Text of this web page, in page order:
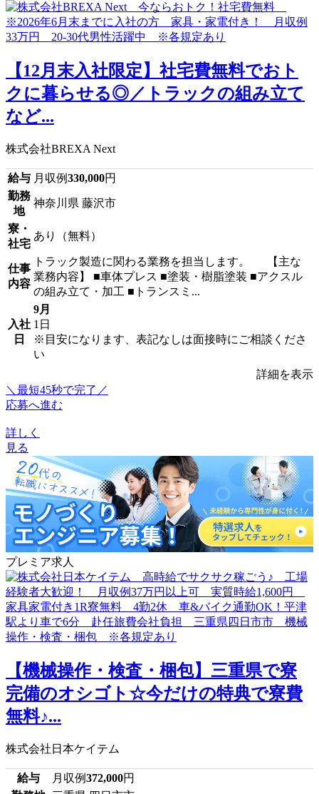
【12月末入社限定】社宅費無料でおト
クに暮らせる◎／トラックの組み立て
など...
株式会社BREXA Next
給与 月収例330,000円
勤務
地
神奈川県 藤沢市
寮・
社宅
あり（無料）
仕事
内容
トラック製造に関わる業務を担当します。 【主な
業務内容】 ■車体プレス ■塗装・樹脂塗装 ■アクスル
の組み立て・加工 ■トランスミ...
入社
日
9月
1日
※目安になります、表記なしは面接時にご相談くださ
い
詳細を表示
＼最短45秒で完了／
応募へ進む
詳しく
見る
プレミア求人
【機械操作・検査・梱包】三重県で寮
完備のオシゴト☆今だけの特典で寮費
無料♪...
株式会社日本ケイテム
給与 月収例372,000円